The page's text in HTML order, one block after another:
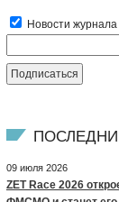
Новости
09 июля 2026
ZET Race 2026